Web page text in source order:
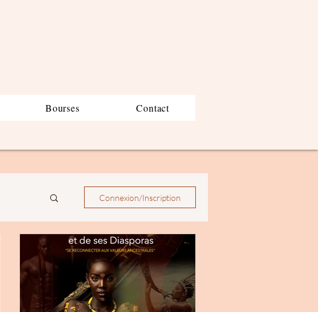
Bourses Contact
Connexion/Inscription